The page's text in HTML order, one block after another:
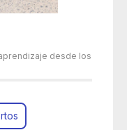
desde los